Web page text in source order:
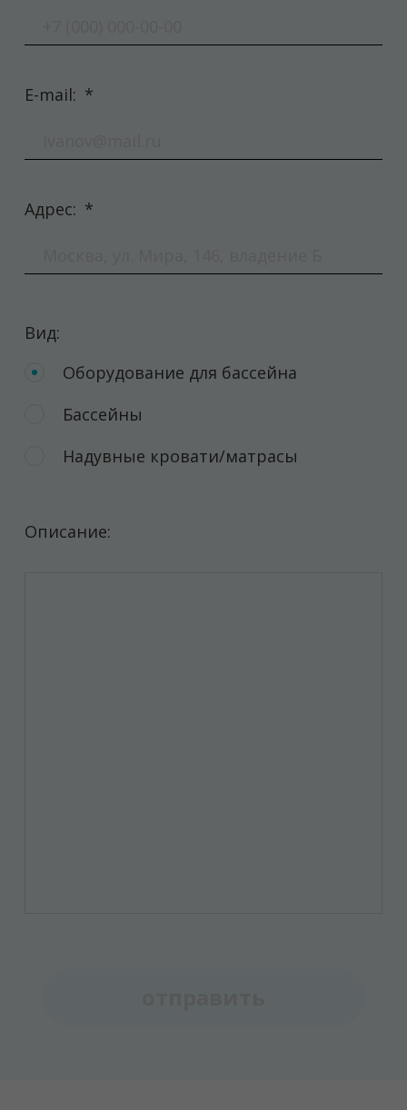
E-mail: *
Адрес: *
Вид:
Оборудование для бассейна
Бассейны
Надувные кровати/матрасы
Описание: